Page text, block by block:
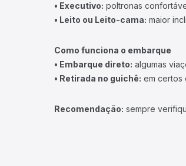
• Executivo: poltronas
• Leito ou Leito-cama: maior
Como funciona o embarque
• Embarque direto: algumas
• Retirada no guichê: em certos
Recomendação: sempre